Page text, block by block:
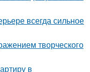
всегда сильное
творческого
в